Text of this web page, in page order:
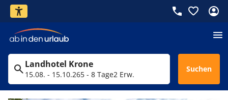
Landhotel Krone
15.08. - 15.10.265 - 8 Tage2 Erw.
Suchen